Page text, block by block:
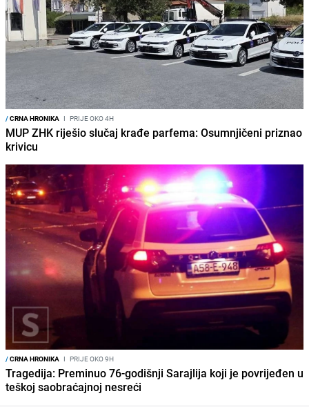
/CRNA HRONIKA I PRIJE OKO 4H
MUP ZHK riješio slučaj krađe parfema: Osumnjičeni priznao
krivicu
/CRNA HRONIKA I PRIJE OKO 9H
Tragedija: Preminuo 76-godišnji Sarajlija koji je povrijeđen u
teškoj saobraćajnoj nesreći